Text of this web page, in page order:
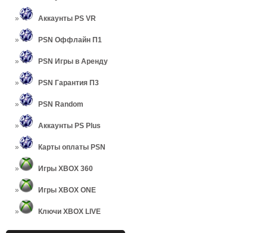
Аккаунты PS VR
PSN Оффлайн П1
PSN Игры в Аренду
PSN Гарантия П3
PSN Random
Аккаунты PS Plus
Карты оплаты PSN
Игры XBOX 360
Игры XBOX ONE
Ключи XBOX LIVE